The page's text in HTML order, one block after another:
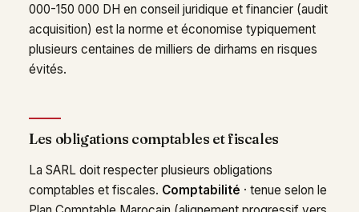
000-150 000 DH en conseil juridique et financier (audit
acquisition) est la norme et économise typiquement
plusieurs centaines de milliers de dirhams en risques
évités.
Les obligations comptables et fiscales
La SARL doit respecter plusieurs obligations
comptables et fiscales. Comptabilité · tenue selon le